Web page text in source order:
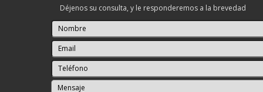
Déjenos su consulta, y le responderemos a la brevedad